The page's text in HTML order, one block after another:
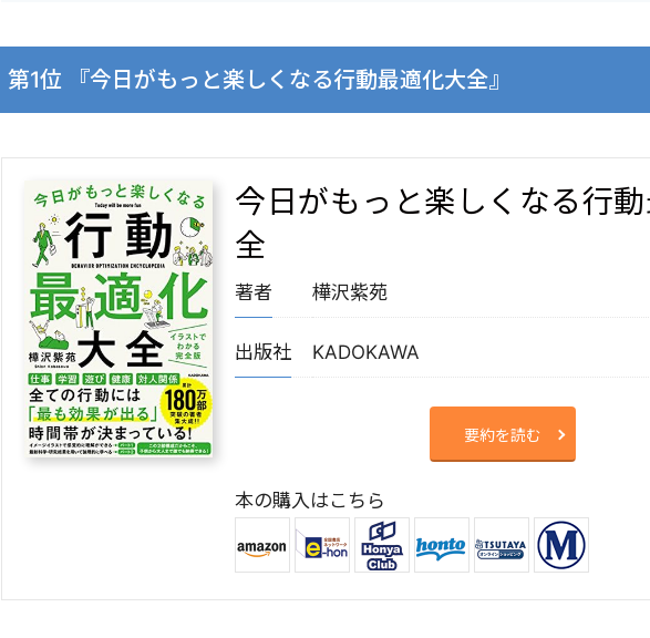
第1位 『今日がもっと楽しくなる行動最適化大全』
今日がもっと楽しくなる行
全
著者 樺沢紫苑
出版社 KADOKAWA
要約を読む
本の購入はこちら